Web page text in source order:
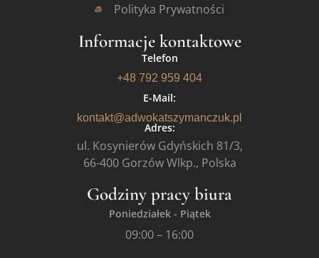
Polityka Prywatności
Informacje kontaktowe
Telefon
+48 792 959 404
E-Mail:
kontakt@adwokatszymanczuk.pl
Adres:
ul. Kosynierów Gdyńskich 81/3,
66-400 Gorzów Wlkp., Polska
Godziny pracy biura
Poniedziałek - Piątek
09:00 – 16:00